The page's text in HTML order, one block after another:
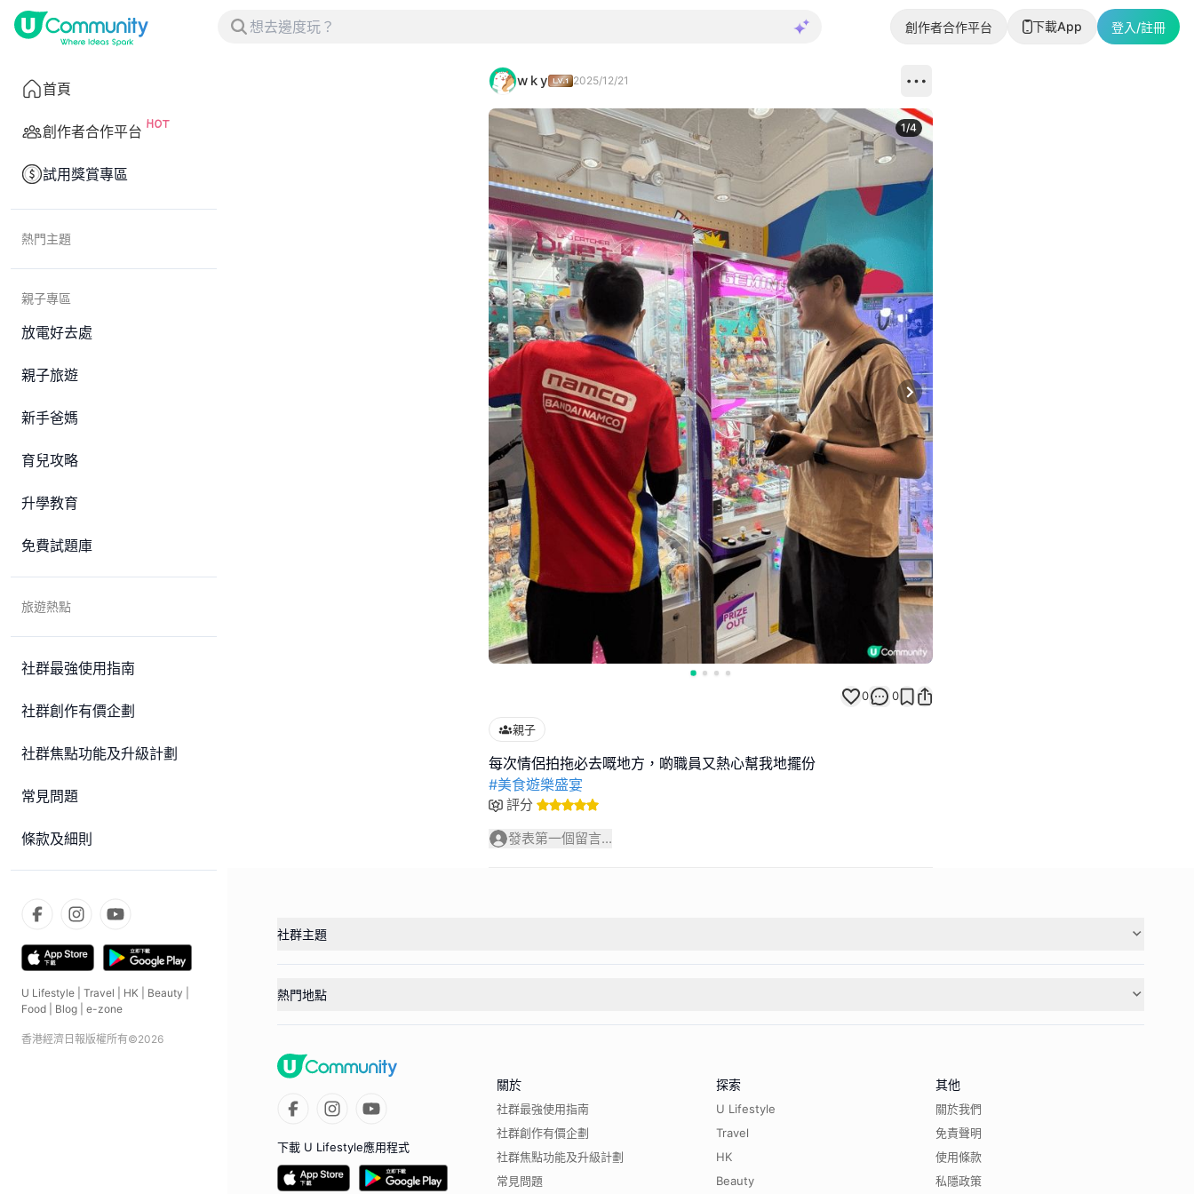
創作者合作平台 下載App 登入/註冊
首頁
創作者合作平台
試用獎賞專區
熱門主題
親子專區
放電好去處
親子旅遊
新手爸媽
育兒攻略
升學教育
免費試題庫
旅遊熱點
社群最強使用指南
社群創作有價企劃
社群焦點功能及升級計劃
常見問題
條款及細則
U Lifestyle Travel HK Beauty
Food
Blog e-zone
香港經濟日報版權所有©2026
w k y 2025/12/21
Next slide
1/4
0 0
親子
#美食遊樂盛宴
評分
發表第一個留言...
社群主題
熱門地點
下載 U Lifestyle應用程式
關於
社群最強使用指南
社群創作有價企劃
社群焦點功能及升級計劃
常見問題
探索
U Lifestyle
Travel
HK
Beauty
其他
關於我們
免責聲明
使用條款
私隱政策